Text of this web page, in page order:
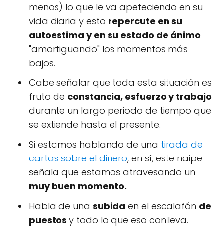
menos) lo que le va apeteciendo en su
vida diaria y esto repercute en su
autoestima y en su estado de ánimo
"amortiguando" los momentos más
bajos.
Cabe señalar que toda esta situación es
fruto de constancia, esfuerzo y trabajo
durante un largo periodo de tiempo que
se extiende hasta el presente.
Si estamos hablando de una tirada de
cartas sobre el dinero, en sí, este naipe
señala que estamos atravesando un
muy buen momento.
Habla de una subida en el escalafón de
puestos y todo lo que eso conlleva.